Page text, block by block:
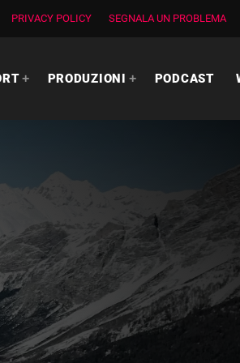
PRIVACY POLICY SEGNALA UN PROBLEMA
PRODUZIONI PODCAST